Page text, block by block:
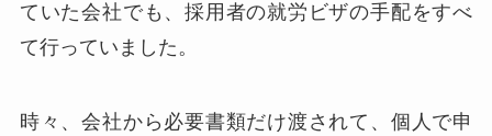
ていた会社でも、採用者の就労ビザの手配をすべ
て行っていました。
時々、会社から必要書類だけ渡されて、個人で申